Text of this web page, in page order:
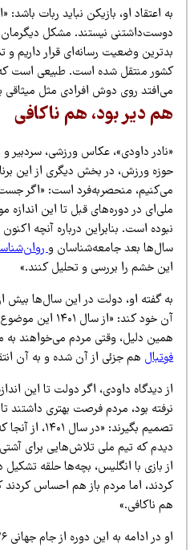
اعتقاد او، بازیکن نباید ربات باشد:
نیستند. مشکل دیگرمان
وضعیت رسانه‌ای قرار داریم و تمام
منتقل شده است. طبیعی است که در
روی دوش افرادی مثل میثاقی یا
دیر بود، هم ناکافی
داودی»، عکاس ورزشی، سردبیر و
ورزش، در بخش دیگری از این برنامه
منحصربه‌فرد است: «اگر جست‌وجو
در دوره‌های قبل تا این اندازه
است. بنابراین درباره آنچه اکنون
بعد جامعه‌شناسان وروان‌شناسان
خشم را بررسی و تحلیل کنند.»
گفته او، دولت در این سال‌ها بیش از
آن خود کند: «از سال ۱۴۰۱
دلیل، وقتی مردم می‌خواهند به
هم جزئی از آن شده و به آن
دیدگاه داودی، اگر دولت تا این اندازه
بود، مردم فرصت بهتری داشتند تا
تصمیم بگیرند: «در سال
که تیم ملی تلاش‌هایی برای آشتی
بازی با انگلیس، بچه‌ها حلقه تشکیل
اما مردم باز هم احساس کردند که
ناکافی.»
در ادامه به این دوره از جام جهانی ۲۰۲۶ اشاره کرد: